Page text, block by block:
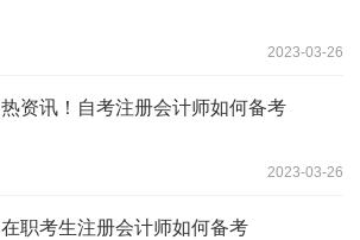
2023-03-26
热资讯！自考注册会计师如何备考
2023-03-26
在职考生注册会计师如何备考